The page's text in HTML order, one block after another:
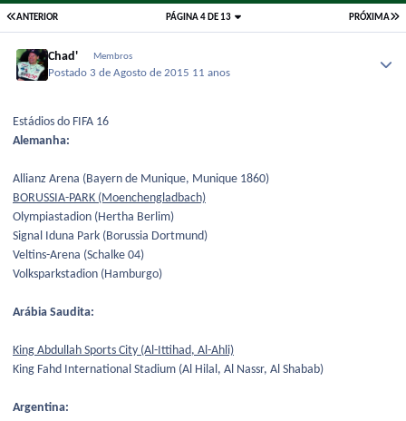
ANTERIOR PRÓXIMA
PÁGINA 4 DE 13
Chad' Membros
Postado 3 de Agosto de 2015 11 anos
Estádios do FIFA 16
Alemanha:
Allianz Arena (Bayern de Munique, Munique 1860)
BORUSSIA-PARK (Moenchengladbach)
Olympiastadion (Hertha Berlim)
Signal Iduna Park (Borussia Dortmund)
Veltins-Arena (Schalke 04)
Volksparkstadion (Hamburgo)
Arábia Saudita:
King Abdullah Sports City (Al-Ittihad, Al-Ahli)
King Fahd International Stadium (Al Hilal, Al Nassr, Al Shabab)
Argentina: